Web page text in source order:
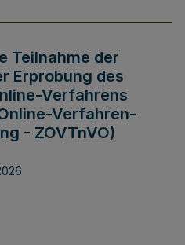
Teilnahme der
Erprobung des
Verfahrens
Verfahren-
- ZOVTnVO)